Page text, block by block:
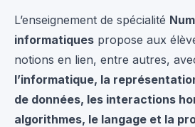
L’enseignement de spécialité
informatiques propose aux
notions en lien, entre autres,
l’informatique, la
de données, les interactions
algorithmes, le langage et la